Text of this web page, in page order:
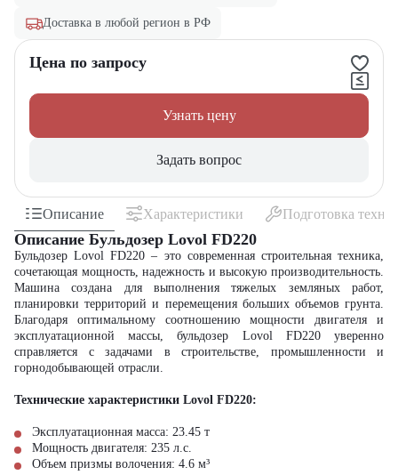
Доставка в любой регион в РФ
Цена по запросу
Узнать цену
Задать вопрос
Описание Характеристики Подготовка
Описание Бульдозер Lovol FD220
Бульдозер Lovol FD220 – это современная строительная техника,
сочетающая мощность, надежность и высокую производительность.
Машина создана для выполнения тяжелых земляных работ,
планировки территорий и перемещения больших объемов грунта.
Благодаря оптимальному соотношению мощности двигателя и
эксплуатационной массы, бульдозер Lovol FD220 уверенно
справляется с задачами в строительстве, промышленности и
горнодобывающей отрасли.
Технические характеристики Lovol FD220:
Эксплуатационная масса: 23.45 т
Мощность двигателя: 235 л.с.
Объем призмы волочения: 4.6 м³